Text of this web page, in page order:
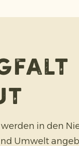
werden in den
Umwelt